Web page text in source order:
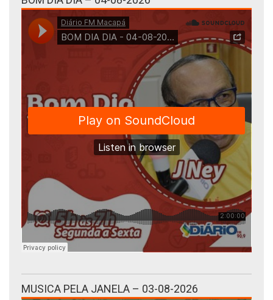
MUSICA PELA JANELA – 03-08-2026